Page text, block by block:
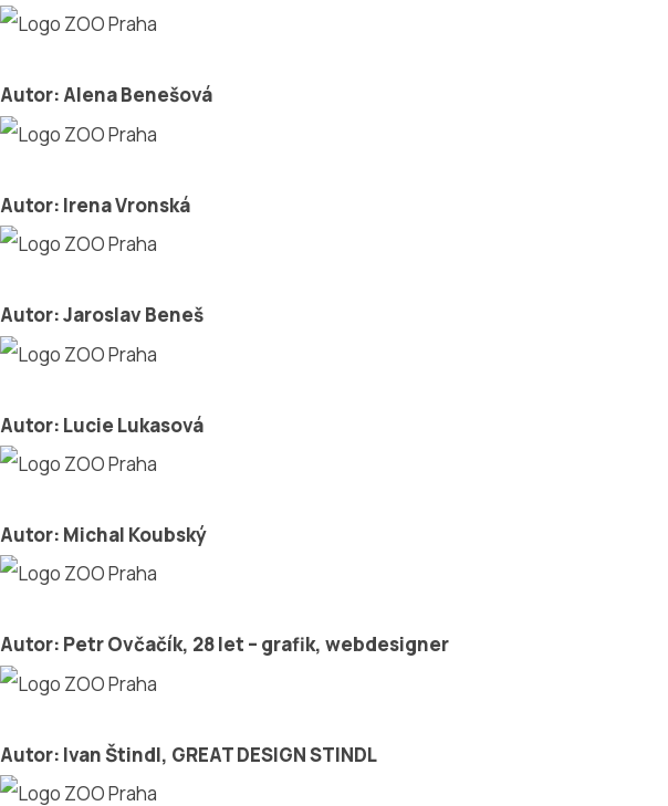
Autor: Alena Benešová
Autor: Irena Vronská
Autor: Jaroslav Beneš
Autor: Lucie Lukasová
Autor: Michal Koubský
Autor: Petr Ovčačík, 28 let – grafik, webdesigner
Autor: Ivan Štindl, GREAT DESIGN STINDL